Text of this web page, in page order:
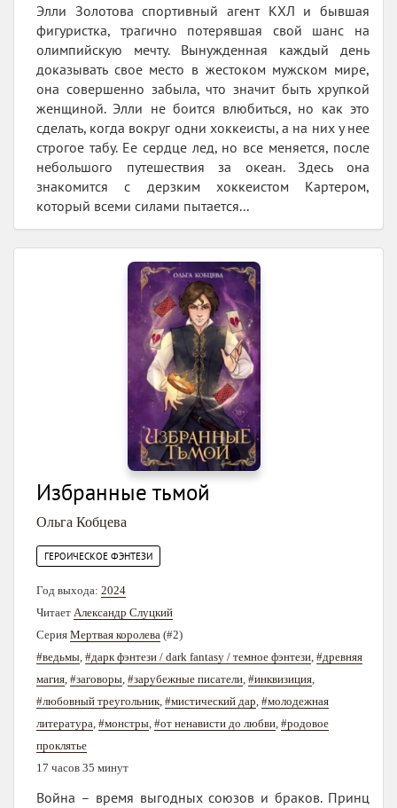
Элли Золотова спортивный агент КХЛ и бывшая
фигуристка, трагично потерявшая свой шанс на
олимпийскую мечту. Вынужденная каждый день
доказывать свое место в жестоком мужском мире,
она совершенно забыла, что значит быть хрупкой
женщиной. Элли не боится влюбиться, но как это
сделать, когда вокруг одни хоккеисты, а на них у нее
строгое табу. Ее сердце лед, но все меняется, после
небольшого путешествия за океан. Здесь она
знакомится с дерзким хоккеистом Картером,
который всеми силами пытается...
Избранные тьмой
Ольга Кобцева
ГЕРОИЧЕСКОЕ ФЭНТЕЗИ
Год выхода: 2024
Читает Александр Слуцкий
Серия Мертвая королева (#2)
#ведьмы, #дарк фэнтези / dark fantasy / темное фэнтези, #древняя
магия, #заговоры, #зарубежные писатели, #инквизиция,
#любовный треугольник, #мистический дар, #молодежная
литература, #монстры, #от ненависти до любви, #родовое
проклятье
17 часов 35 минут
Война – время выгодных союзов и браков. Принц